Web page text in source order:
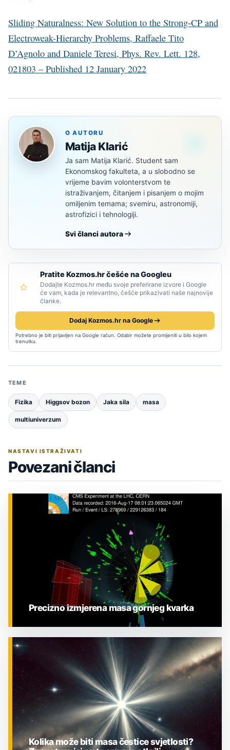
Sliding Naturalness: New Solution to the Strong-CP and
Electroweak-Hierarchy Problems, Raffaele Tito
D’Agnolo and Daniele Teresi, Phys. Rev. Lett. 128,
021803 – Published 12 January 2022
O AUTORU
Matija Klarić
Ja sam Matija Klarić. Student sam
Ekonomskog fakulteta, a u slobodno se
vrijeme bavim volonterstvom te
istraživanjem, čitanjem i pisanjem o mojim
omiljenim temama; svemiru, astronomiji,
astrofizici i tehnologiji.
Svi članci autora
Pratite Kozmos.hr češće na Googleu
Dodajte Kozmos.hr među svoje preferirane izvore i Google
će vam, kada je relevantno, češće prikazivati naše najnovije
članke.
Dodaj Kozmos.hr na Google
Potrebno je biti prijavljen na Google račun. Odabir možete promijeniti u bilo kojem
trenutku.
TEME
Fizika Higgsov bozon Jaka sila masa
multiuniverzum
NASTAVI ISTRAŽIVATI
Povezani članci
ZNANOST
Precizno izmjerena masa gornjeg kvarka
Kolika može biti masa čestice svjetlosti?